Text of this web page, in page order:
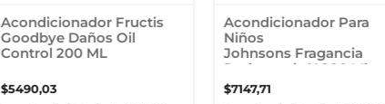
Acondicionador Fructis
Goodbye Daños Oil
Control 200 ML
$5490,03
Acondicionador Para
Niños
Johnsons Fragancia
Prolongada X 200 Ml
$7147,71